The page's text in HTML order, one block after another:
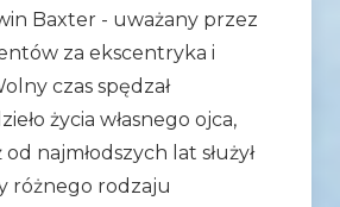
Baxter - uważany przez
za ekscentryka i
czas spędzał
życia własnego ojca,
najmłodszych lat służył
różnego rodzaju